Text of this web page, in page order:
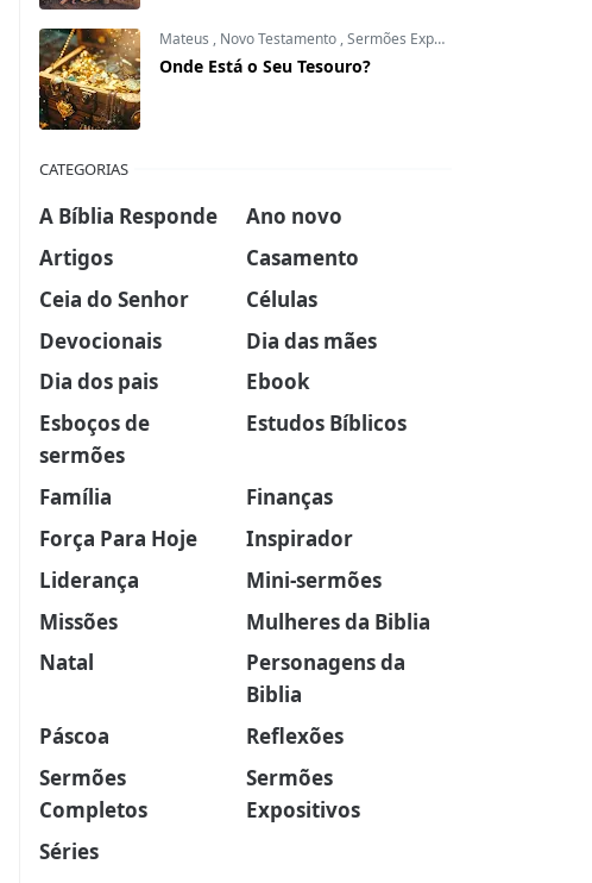
Mateus , Novo Testamento ,Sermões Expositivos
Onde Está o Seu Tesouro?
CATEGORIAS
A Bíblia Responde
Ano novo
Artigos
Casamento
Ceia do Senhor
Células
Devocionais
Dia das mães
Dia dos pais
Ebook
Esboços de
sermões
Estudos Bíblicos
Família
Finanças
Força Para Hoje
Inspirador
Liderança
Mini-sermões
Missões
Mulheres da Biblia
Natal
Personagens da
Biblia
Páscoa
Reflexões
Sermões
Completos
Sermões
Expositivos
Séries